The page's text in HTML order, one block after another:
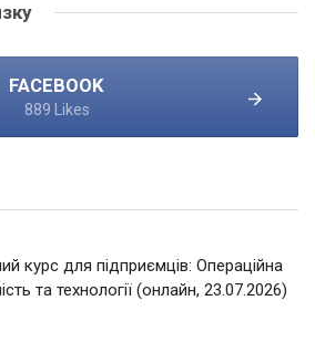
FACEBOOK
889 Likes
курс для підприємців: Операційна
та технології (онлайн, 23.07.2026)